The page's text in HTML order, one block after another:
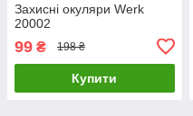
Захисні окуляри Werk
20002
99 ₴ 198 ₴
Купити